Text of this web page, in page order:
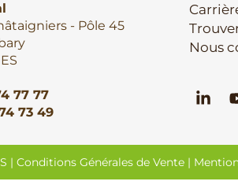
- Pôle 45
77 77
73 49
Nous
| Conditions Générales de Vente |